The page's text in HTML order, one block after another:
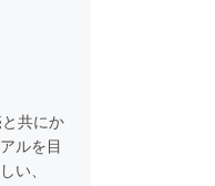
共にか
ルを目
い、